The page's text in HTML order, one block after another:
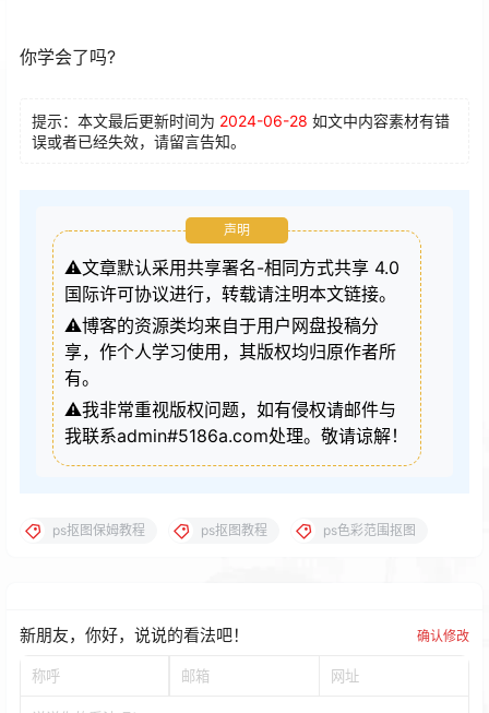
你学会了吗?
提示：本文最后更新时间为 2024-06-28 如文中内容素材有错
误或者已经失效，请留言告知。
声明
⚠️文章默认采用共享署名-相同方式共享 4.0
国际许可协议进行，转载请注明本文链接。
⚠️博客的资源类均来自于用户网盘投稿分
享，作个人学习使用，其版权均归原作者所
有。
⚠️我非常重视版权问题，如有侵权请邮件与
我联系admin#5186a.com处理。敬请谅解！
ps抠图保姆教程 ps抠图教程 ps色彩范围抠图
新朋友，你好，说说的看法吧！ 确认修改